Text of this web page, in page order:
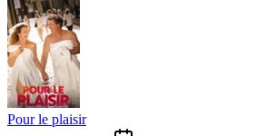
Pour le plaisir